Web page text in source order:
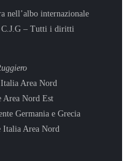
nell’albo internazionale
C.J.G – Tutti i diritti
Area Nord
Area Nord Est
Germania e Grecia
Area Nord